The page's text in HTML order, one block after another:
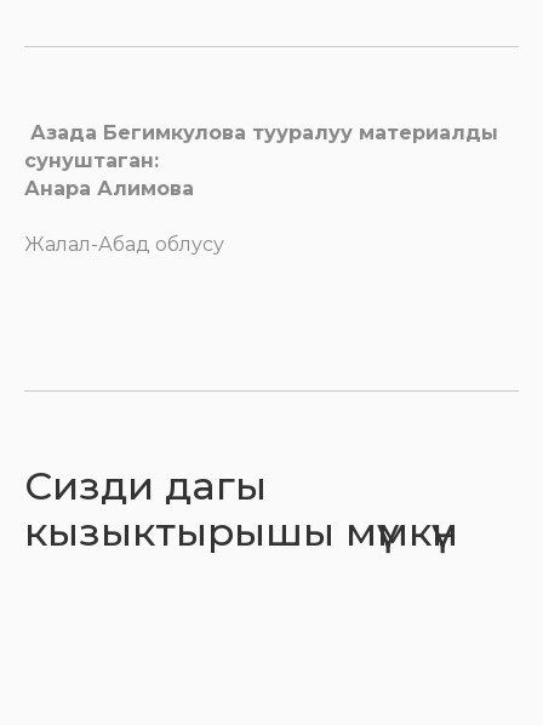
Азада Бегимкулова тууралуу материалды
сунуштаган:
Анара Алимова
Жалал-Абад облусу
Сизди дагы
кызыктырышы мүмкүн